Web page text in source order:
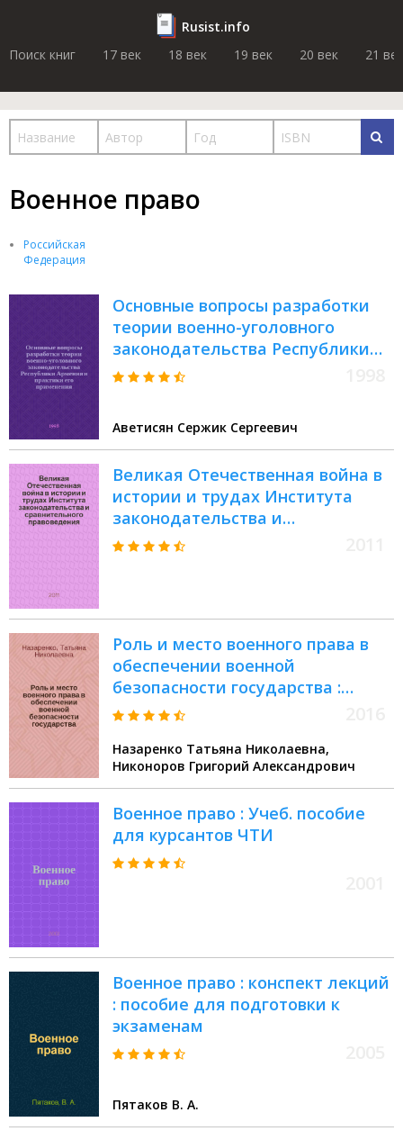
Rusist.info
Поиск книг
17 век 18 век 19 век 20 век 21 век
Военное право
Российская
Федерация
Основные вопросы разработки
теории военно-уголовного
законодательства Республики
Армения и практики его
12.00.05 (ошиб.!) 12.00.08
Аветисян Сержик Сергеевич
Великая Отечественная война в
истории и трудах Института
законодательства и
сравнительного правоведения =
сборник статей
Роль и место военного права в
обеспечении военной
безопасности государства :
монография : научно-
докторантов, адъюнктов,
преподавателей, научных
работников, слушателей и
курсантов
Назаренко Татьяна Николаевна,
Никоноров Григорий Александрович
Военное право : Учеб. пособие
для курсантов ЧТИ
Военное право : конспект лекций
: пособие для подготовки к
экзаменам
Пятаков В. А.